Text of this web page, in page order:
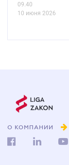
09.40
10 июня 2026
О КОМПАНИИ